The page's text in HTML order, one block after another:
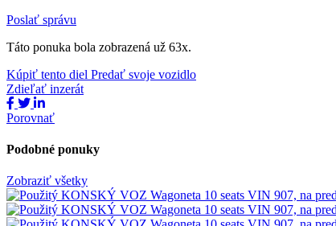
Poslať správu
Táto ponuka bola zobrazená už 63x.
Kúpiť tento diel Predať svoje vozidlo
Zdieľať inzerát
Porovnať
Podobné ponuky
Zobraziť všetky